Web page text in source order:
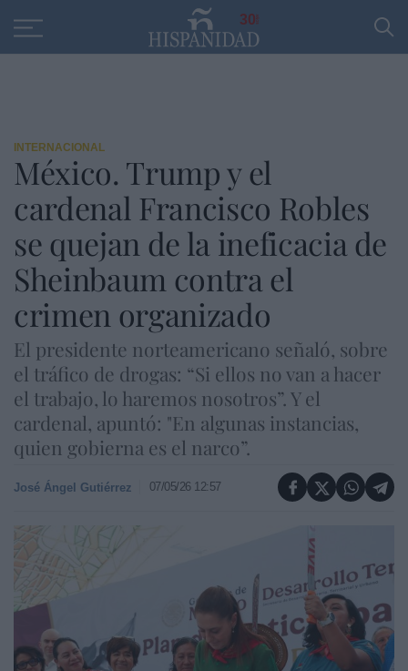
30
INTERNACIONAL
México. Trump y el
cardenal Francisco Robles
se quejan de la ineficacia de
Sheinbaum contra el
crimen organizado
El presidente norteamericano señaló, sobre
el tráfico de drogas: “Si ellos no van a hacer
el trabajo, lo haremos nosotros”. Y el
cardenal, apuntó: "En algunas instancias,
quien gobierna es el narco”.
José Ángel Gutiérrez 07/05/26 12:57